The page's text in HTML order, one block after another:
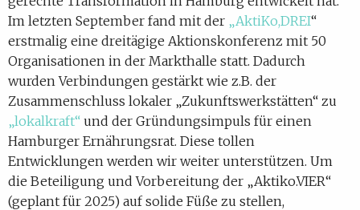
Im letzten September fand mit der „AktiKo,DREI“
erstmalig eine dreitägige Aktionskonferenz mit 50
Organisationen in der Markthalle statt. Dadurch
wurden Verbindungen gestärkt wie z.B. der
Zusammenschluss lokaler „Zukunftswerkstätten“ zu
„lokalkraft“ und der Gründungsimpuls für einen
Hamburger Ernährungsrat. Diese tollen
Entwicklungen werden wir weiter unterstützen. Um
die Beteiligung und Vorbereitung der „Aktiko.VIER“
(geplant für 2025) auf solide Füße zu stellen,